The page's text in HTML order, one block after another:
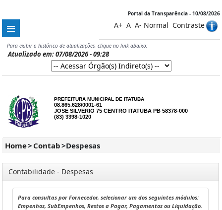
Portal da Transparência - 10/08/2026
A+ A A- Normal Contraste
Para exibir o histórico de atualizações, clique no link abaixo:
Atualizado em: 07/08/2026 - 09:28
PREFEITURA MUNICIPAL DE ITATUBA
08.865.628/0001-61
JOSE SILVERIO 75 CENTRO ITATUBA PB 58378-000
(83) 3398-1020
Home> Contab>Despesas
Contabilidade - Despesas
Para consultas por Fornecedor, selecionar um dos seguintes módulos:
Empenhos, SubEmpenhos, Restos a Pagar, Pagamentos ou Liquidação.